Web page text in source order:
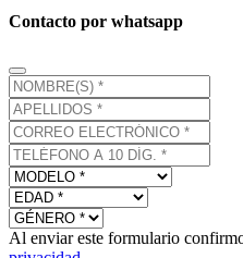
Contacto por whatsapp
Al enviar este formulario